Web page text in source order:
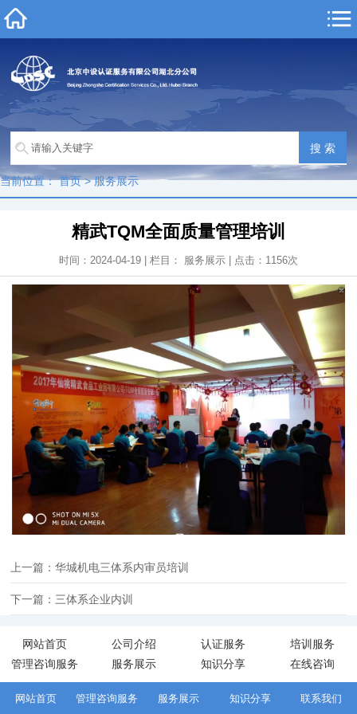
当前位置：首页>服务展示
精武TQM全面质量管理培训
时间：2024-04-19 | 栏目： 服务展示 | 点击： 1156次
上一篇：华城机电三体系内审员培训
下一篇：三体系企业内训
网站首页 公司介绍 认证服务
培训服务
管理咨询服务
服务展示 知识分享 在线咨询
网站首页 管理咨询服务 服务展示 知识分享 联系我们